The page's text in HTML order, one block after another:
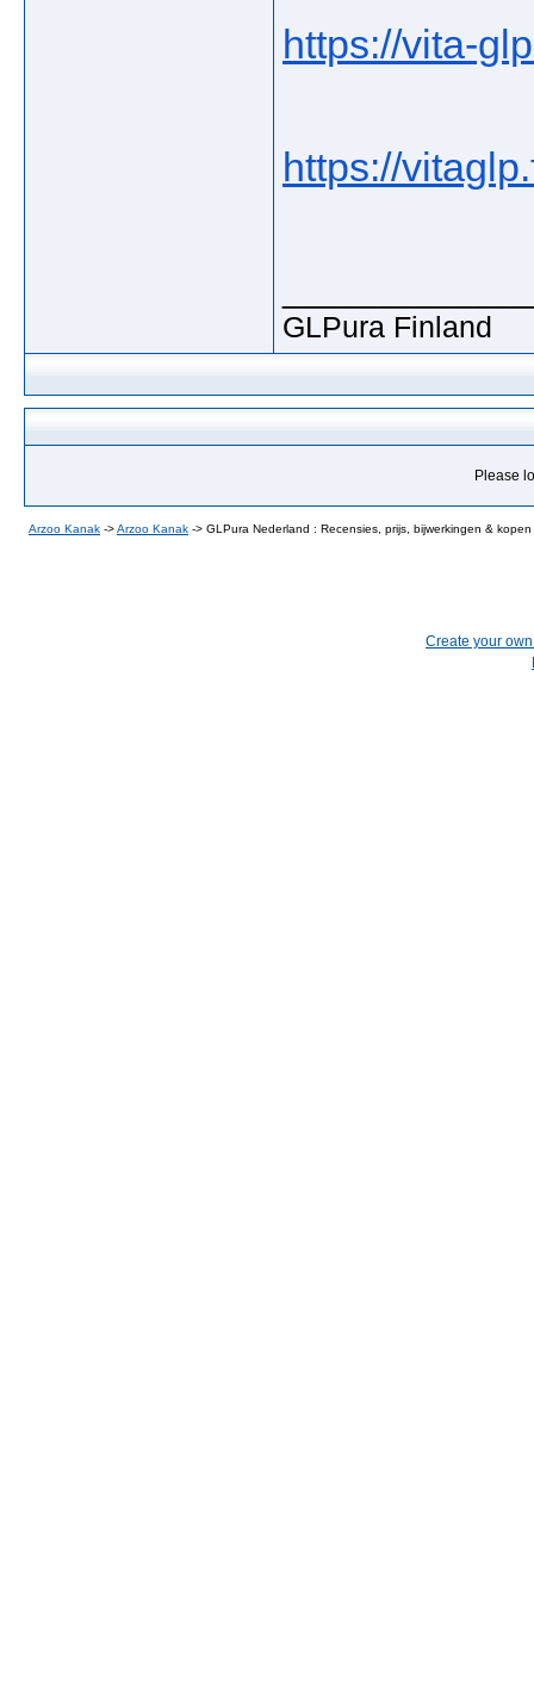
https://vita-
https://
GLPura Finland
Please
Arzoo Kanak ->Arzoo Kanak -> GLPura Nederland : Recensies, prijs, bijwerkingen & kopen
Create your